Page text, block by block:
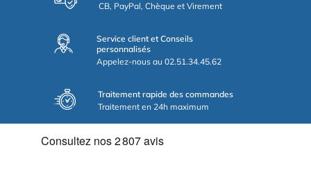
CB, PayPal, Chèque et Virement
Service client et Conseils
personnalisés
Appelez-nous au 02.51.34.45.62
Traitement rapide des commandes
Traitement en 24h maximum